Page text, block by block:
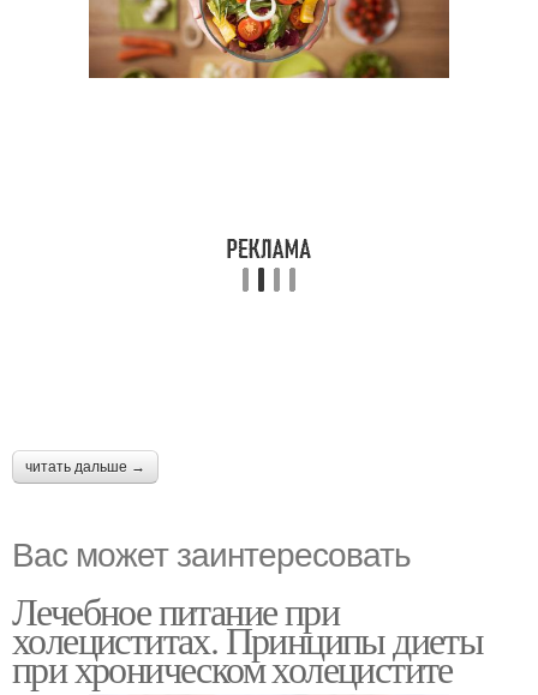
читать дальше →
Вас может заинтересовать
Лечебное питание при
холециститах. Принципы диеты
при хроническом холецистите